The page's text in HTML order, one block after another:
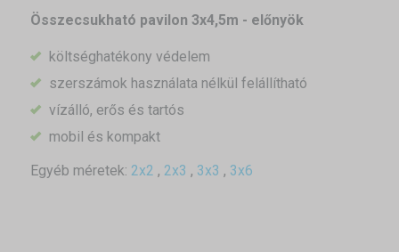
Összecsukható pavilon 3x4,5m - előnyök
költséghatékony védelem
szerszámok használata nélkül felállítható
vízálló, erős és tartós
mobil és kompakt
Egyéb méretek: 2x2 , 2x3 , 3x3 , 3x6